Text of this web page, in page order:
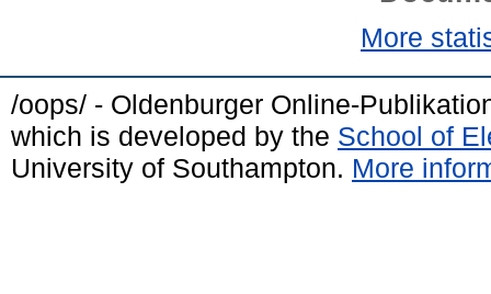
More
/oops/ - Oldenburger Online-
which is developed by the School of
University of Southampton. More